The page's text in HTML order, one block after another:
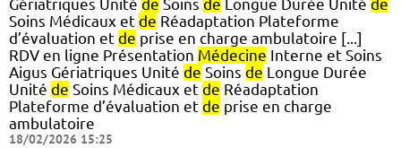
Gériatriques Unité de Soins de Longue Durée Unité de
Soins Médicaux et de Réadaptation Plateforme
d’évaluation et de prise en charge ambulatoire [...]
RDV en ligne Présentation Médecine Interne et Soins
Aigus Gériatriques Unité de Soins de Longue Durée
Unité de Soins Médicaux et de Réadaptation
Plateforme d’évaluation et de prise en charge
ambulatoire
18/02/2026 15:25